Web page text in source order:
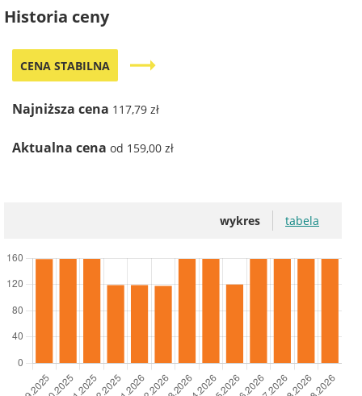
Historia ceny
CENA STABILNA trending_flat
Najniższa cena 117,79 zł
Aktualna cena od 159,00 zł
wykres tabela